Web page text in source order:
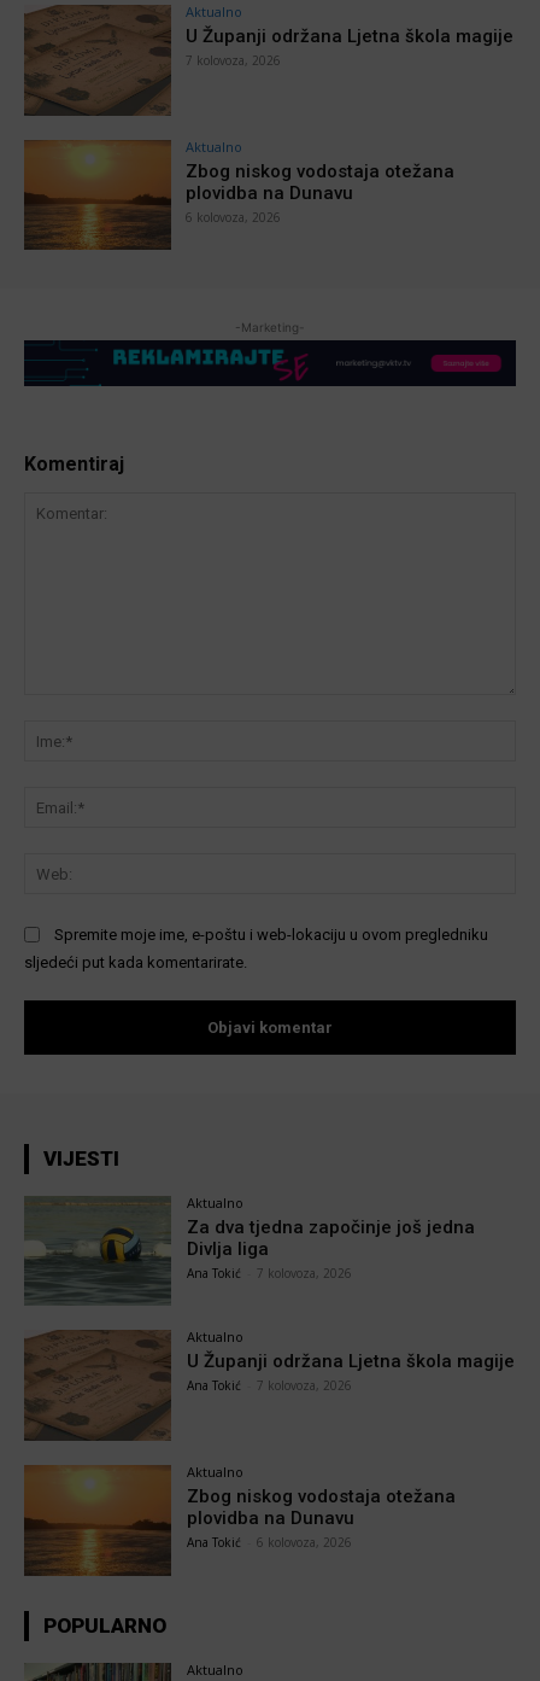
Aktualno
U Županji održana Ljetna škola magije
7 kolovoza, 2026
Aktualno
Zbog niskog vodostaja otežana
plovidba na Dunavu
6 kolovoza, 2026
-Marketing-
Komentiraj
Spremite moje ime, e-poštu i web-lokaciju u ovom pregledniku
sljedeći put kada komentarirate.
VIJESTI
Aktualno
Za dva tjedna započinje još jedna
Divlja liga
Ana Tokić 7 kolovoza, 2026
Aktualno
U Županji održana Ljetna škola magije
Ana Tokić 7 kolovoza, 2026
Aktualno
Zbog niskog vodostaja otežana
plovidba na Dunavu
Ana Tokić 6 kolovoza, 2026
POPULARNO
Aktualno